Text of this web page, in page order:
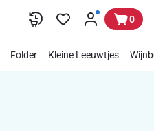
0
Folder Kleine Leeuwtjes